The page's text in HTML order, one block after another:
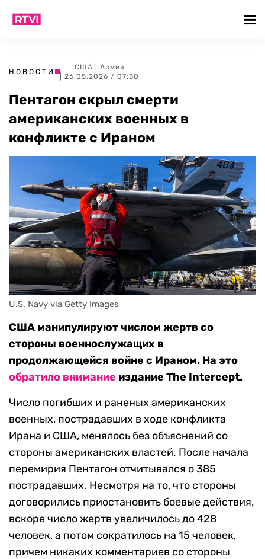
НОВОСТИ
США
Армия
| 26.05.2026 / 07:30
Пентагон скрыл смерти
американских военных в
конфликте с Ираном
U.S. Navy via Getty Images
США манипулируют числом жертв со
стороны военнослужащих в
продолжающейся войне с Ираном. На это
обратило внимание издание The Intercept.
Число погибших и раненых американских
военных, пострадавших в ходе конфликта
Ирана и США, менялось без объяснений со
стороны американских властей. После начала
перемирия Пентагон отчитывался о 385
пострадавших. Несмотря на то, что стороны
договорились приостановить боевые действия,
вскоре число жертв увеличилось до 428
человек, а потом сократилось на 15 человек,
причем никаких комментариев со стороны